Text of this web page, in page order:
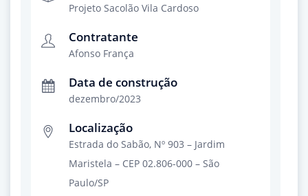
Projeto Sacolão Vila Cardoso
Contratante
Afonso França
Data de construção
dezembro/2023
Localização
Estrada do Sabão, Nº 903 – Jardim
Maristela – CEP 02.806-000 – São
Paulo/SP